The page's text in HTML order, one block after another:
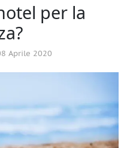
per la
Aprile 2020